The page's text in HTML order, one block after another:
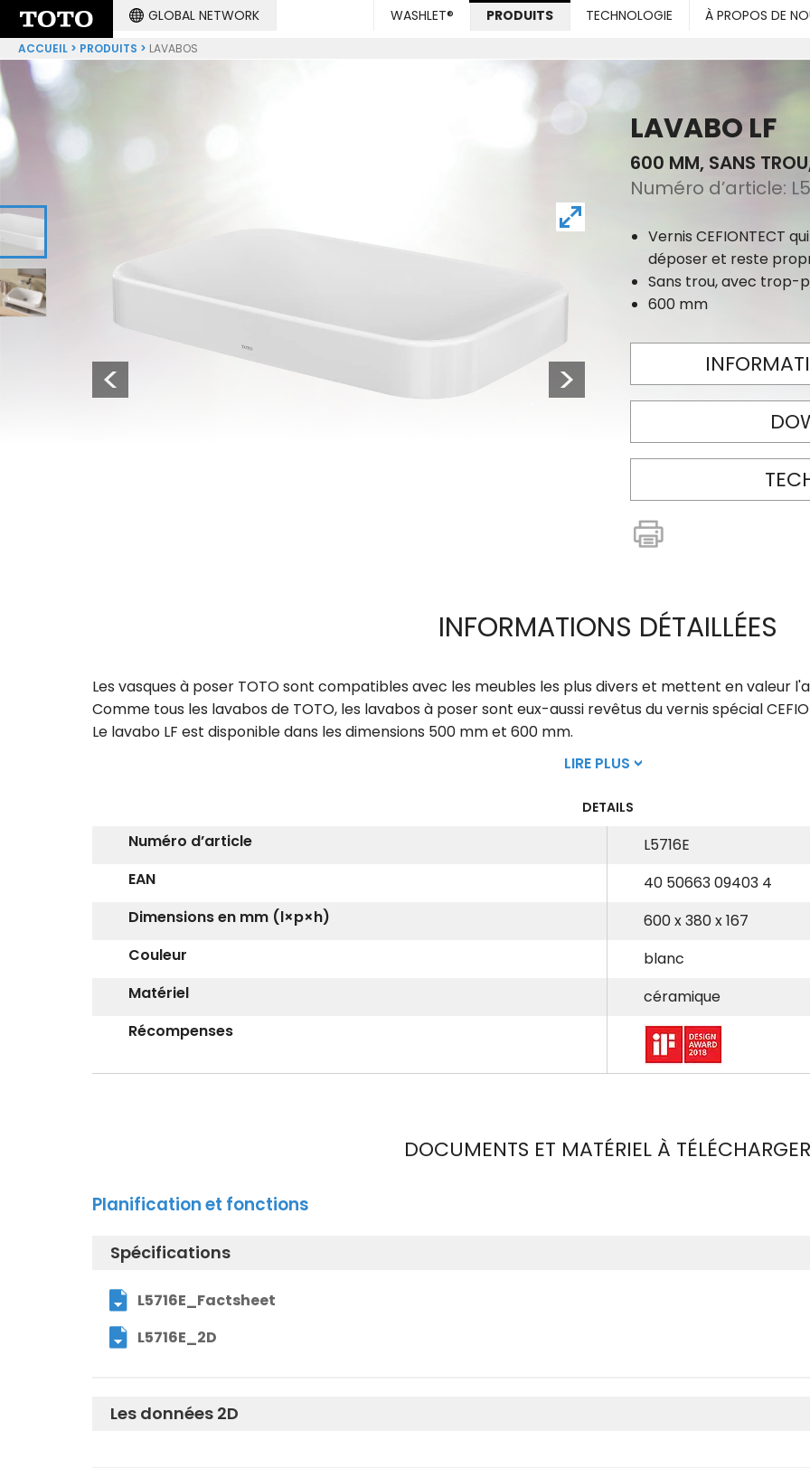
GLOBAL NETWORK WASHLET® PRODUITS TECHNOLOGIE À PROPOS DE
ACCUEIL PRODUITS LAVABOS
LAVABO LF
600 MM, SANS
Numéro d’article:
Previous Next
2
Vernis CEFIONTECT
déposer et reste
Sans trou, avec trop-
600 mm
INFORMATIONS DÉTAILLÉES
Les vasques à poser TOTO sont compatibles avec les meubles les plus divers et mettent en valeur
Comme tous les lavabos de TOTO, les lavabos à poser sont eux-aussi revêtus du vernis spécial
Le lavabo LF est disponible dans les dimensions 500 mm et 600 mm.
LIRE PLUS
DETAILS
Numéro d’article
L5716E
EAN
40 50663 09403 4
Dimensions en mm (l×p×h)
600 x 380 x 167
Couleur
blanc
Matériel
céramique
Récompenses
DOCUMENTS ET MATÉRIEL À TÉLÉCHARGER
Planification et fonctions
Spécifications
L5716E_Factsheet
L5716E_2D
Les données 2D